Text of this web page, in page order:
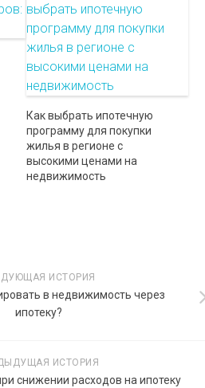
Как выбрать ипотечную
программу для покупки
жилья в регионе с
высокими ценами на
недвижимость
ИСТОРИЯ
в недвижимость через
ипотеку?
ИСТОРИЯ
снижении расходов на ипотеку